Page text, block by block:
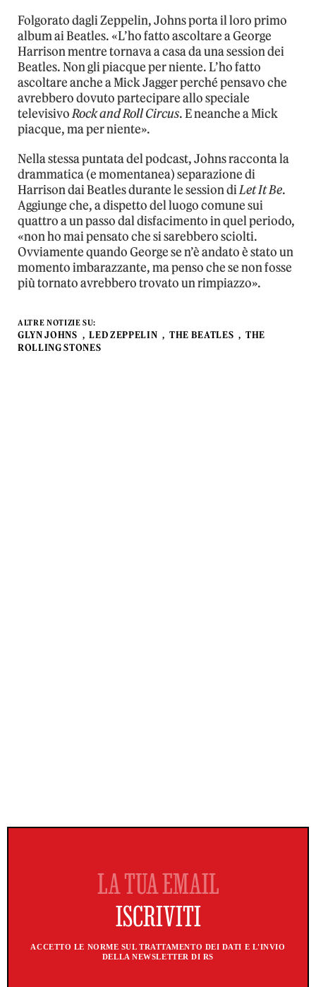
Folgorato dagli Zeppelin, Johns porta il loro primo
album ai Beatles. «L’ho fatto ascoltare a George
Harrison mentre tornava a casa da una session dei
Beatles. Non gli piacque per niente. L’ho fatto
ascoltare anche a Mick Jagger perché pensavo che
avrebbero dovuto partecipare allo speciale
televisivoRock and Roll Circus. E neanche a Mick
piacque, ma per niente».
Nella stessa puntata del podcast, Johns racconta la
drammatica (e momentanea) separazione di
Harrison dai Beatles durante le session diLet It Be.
Aggiunge che, a dispetto del luogo comune sui
quattro a un passo dal disfacimento in quel periodo,
«non ho mai pensato che si sarebbero sciolti.
Ovviamente quando George se n’è andato è stato un
momento imbarazzante, ma penso che se non fosse
più tornato avrebbero trovato un rimpiazzo».
ALTRE NOTIZIE SU:
GLYN JOHNS LED ZEPPELIN THE BEATLES
THE
ROLLING STONES
ACCETTO LE NORME SUL TRATTAMENTO DEI DATI E L'INVIO
DELLA NEWSLETTER DI RS